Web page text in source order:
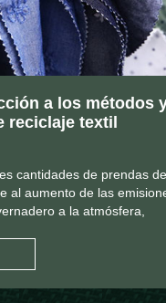
a los métodos
reciclaje textil
cantidades de prendas
al aumento de las
a la atmósfera,